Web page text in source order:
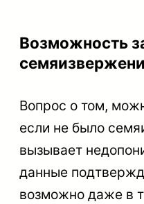
Возможность
Вопрос о том,
если не было
вызывает
данные
возможно даже в